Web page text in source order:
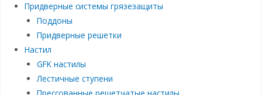
Придверные системы грязезащиты
Поддоны
Придверные решетки
Настил
GFK настилы
Лестичные ступени